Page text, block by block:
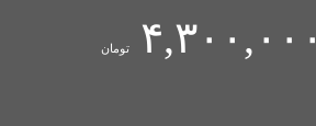
۴,۳۰۰,۰۰۰
تومان